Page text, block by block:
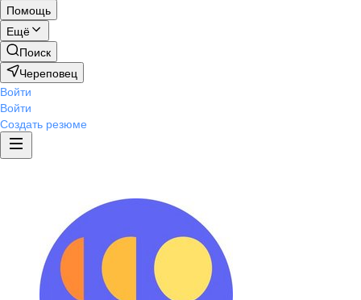
Помощь
Ещё
Поиск
Череповец
Войти
Войти
Создать резюме